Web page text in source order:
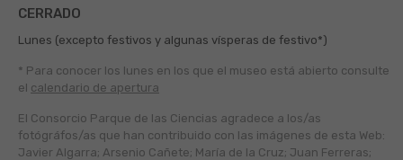
CERRADO
Lunes (excepto festivos y algunas vísperas de festivo*)
* Para conocer los lunes en los que el museo está abierto consulte
el calendario de apertura
El Consorcio Parque de las Ciencias agradece a los/as
fotógráfos/as que han contribuido con las imágenes de esta Web:
Javier Algarra; Arsenio Cañete; María de la Cruz; Juan Ferreras;